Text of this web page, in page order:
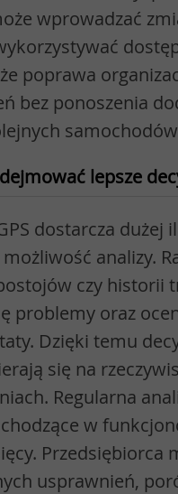
wprowadzać
poprawa
bez ponoszenia
lepsze
dostarcza dużej
analizy.
czy historii
problemy oraz
Dzięki temu
się na
Regularna
w
Przedsiębiorca
usprawnień,